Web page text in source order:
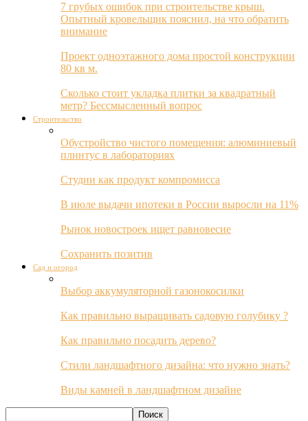
7 грубых ошибок при строительстве крыш.
Опытный кровельщик пояснил, на что обратить
внимание
Проект одноэтажного дома простой конструкции
80 кв м.
Сколько стоит укладка плитки за квадратный
метр? Бессмысленный вопрос
Строительство
Обустройство чистого помещения: алюминиевый
плинтус в лабораториях
Студии как продукт компромисса
В июле выдачи ипотеки в России выросли на 11%
Рынок новостроек ищет равновесие
Сохранить позитив
Сад и огород
Выбор аккумуляторной газонокосилки
Как правильно выращивать садовую голубику ?
Как правильно посадить дерево?
Стили ландшафтного дизайна: что нужно знать?
Виды камней в ландшафтном дизайне